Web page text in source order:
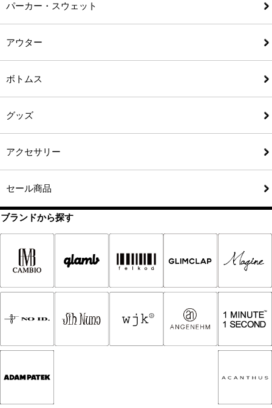
パーカー・スウェット
アウター
ボトムス
グッズ
アクセサリー
セール商品
ブランドから探す